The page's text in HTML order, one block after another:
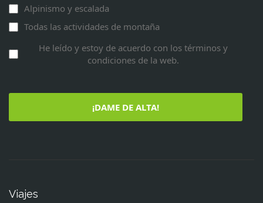
Alpinismo y escalada
Todas las actividades de montaña
He leído y estoy de acuerdo con los términos y
condiciones de la web.
¡DAME DE ALTA!
Viajes